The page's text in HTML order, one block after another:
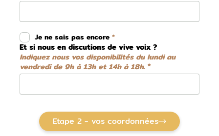
Je ne sais pas encore
Et si nous en discutions de vive voix ?
Indiquez nous vos disponibilités du lundi au
vendredi de 9h à 13h et 14h à 18h.
Etape 2 - vos coordonnées